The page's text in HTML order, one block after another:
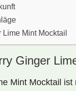
Lime Mint Mocktail
Ginger
Mint Mocktail ist